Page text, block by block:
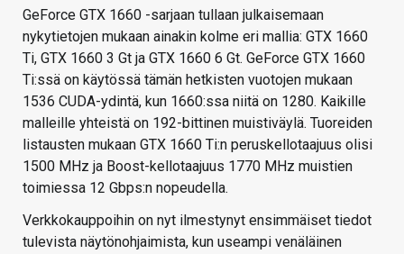
GeForce GTX 1660 -sarjaan tullaan julkaisemaan
nykytietojen mukaan ainakin kolme eri mallia: GTX 1660
Ti, GTX 1660 3 Gt ja GTX 1660 6 Gt. GeForce GTX 1660
Ti:ssä on käytössä tämän hetkisten vuotojen mukaan
1536 CUDA-ydintä, kun 1660:ssa niitä on 1280. Kaikille
malleille yhteistä on 192-bittinen muistiväylä. Tuoreiden
listausten mukaan GTX 1660 Ti:n peruskellotaajuus olisi
1500 MHz ja Boost-kellotaajuus 1770 MHz muistien
toimiessa 12 Gbps:n nopeudella.
Verkkokauppoihin on nyt ilmestynyt ensimmäiset tiedot
tulevista näytönohjaimista, kun useampi venäläinen